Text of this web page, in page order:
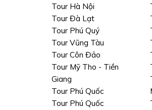
Tour Hà Nội
Tour Đà Lạt
Tour Phú Quý
Tour Vũng Tàu
Tour Côn Đảo
Tour Mỹ Tho - Tiền
Giang
Tour Phú Quốc
Tour Phú Quốc